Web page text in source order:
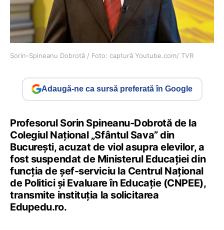
Sorin-Spineanu Dobrotă / Foto: captură Youtube.com/ TVR
Adaugă-ne ca sursă preferată în Google
Profesorul Sorin Spineanu-Dobrotă de la
Colegiul Național „Sfântul Sava” din
București, acuzat de viol asupra elevilor, a
fost suspendat de Ministerul Educației din
funcția de șef-serviciu la Centrul Național
de Politici și Evaluare în Educație (CNPEE),
transmite instituția la solicitarea
Edupedu.ro.